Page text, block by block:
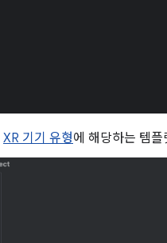
XR 기기 유형에 해당하는 템